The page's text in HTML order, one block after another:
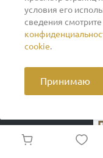
условия его
сведения смотрите
cookie.
Принимаю
Помощь
Индивидуальный
370260278346